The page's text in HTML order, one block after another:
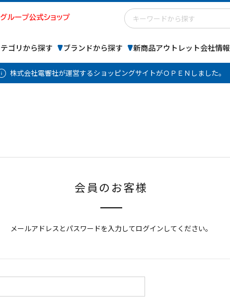
ゴリから探す ブランドから探す 新商品アウトレット会社情報
株式会社電響社が運営するショッピングサイトがＯＰＥＮしました。
会員のお客様
メールアドレスとパスワードを入力してログインしてください。